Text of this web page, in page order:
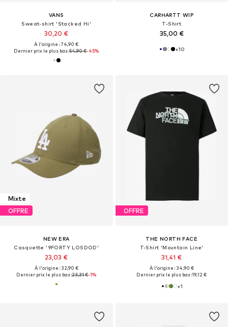
VANS
Sweat-shirt 'Stacked Hi'
30,20 €
À l'origine : 74,90 €
Dernier prix le plus bas :54,90 €-45%
CARHARTT WIP
T-Shirt
35,00 €
+10
Mixte
OFFRE
NEW ERA
Casquette '9FORTY LOSDOD'
23,03 €
À l'origine : 32,90 €
Dernier prix le plus bas :23,31 €-1%
OFFRE
THE NORTH FACE
T-Shirt 'Mountain Line'
31,41 €
À l'origine : 34,90 €
Dernier prix le plus bas :19,12 €
+1